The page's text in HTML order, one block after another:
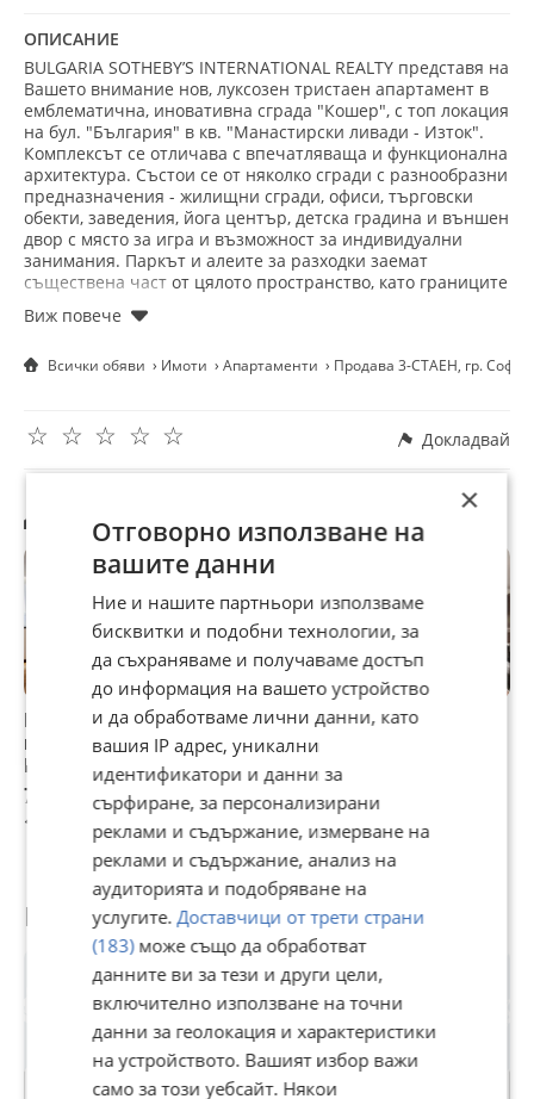
ОПИСАНИЕ
BULGARIA SOTHEBY’S INTERNATIONAL REALTY представя на
Вашето внимание нов, луксозен тристаен апартамент в
емблематична, иновативна сграда "Кошер", с топ локация
на бул. "България" в кв. "Манастирски ливади - Изток".
Комплексът се отличава с впечатляваща и функционална
архитектура. Състои се от няколко сгради с разнообразни
предназначения - жилищни сгради, офиси, търговски
обекти, заведения, йога център, детска градина и външен
двор с място за игра и възможност за индивидуални
занимания. Паркът и алеите за разходки заемат
съществена част от цялото пространство, като границите
озеленяването.
ХАРАКТЕРИСТИКИ НА ИМОТА
балкона, две спални, две бани, мокро помещение има и
Големи прозорци с панорамни гледки към Витоша;
Изключително качествените материали и изискани
обзавеждане;
Отоплението е подово чрез газово котле, като
допълнително са инсталирани климатици за комфорт
Сграда с вълнуваща архитектура;
Разнообразни възможности за активен и социален живот;
Проект, който свързва градската среда с природата;
Отлична локация;
Търговски помещения и детска градина;
Гараж - € 75 000 без ДДС.
ЛОКАЦИЯ НА ИМОТА
До ключовия булевард и с бърз достъп до Околовръстен
път, сградата е разположена в близост до всичко
необходимо: градски транспорт, болница, Bulgaria Mall,
вериги магазини и ресторанти, паркове и училища.
Такса поддръжка: 1.20 евро/кв.м.
Ref. 7808
Всички обяви Имоти Апартаменти Продава 3-СТАЕН, гр.
☆
☆
☆
☆
☆ Докладвай
Другите търсят също
Продава 3-СТАЕН,
гр. София,
Манастирски
ливади
748 000 €
1 462 960,84 лв
Продава 3-СТАЕН,
гр. София,
Манастирски
ливади
748 000 €
1 462 960,84 лв
Продава 3-СТАЕН,
768 000 €
1 502 077,44 лв
Потребител
×
Отговорно използване на
вашите данни
Ние и нашите партньори използваме
бисквитки и подобни технологии, за
да съхраняваме и получаваме достъп
до информация на вашето устройство
и да обработваме лични данни, като
вашия IP адрес, уникални
идентификатори и данни за
сърфиране, за персонализирани
реклами и съдържание, измерване на
реклами и съдържание, анализ на
аудиторията и подобряване на
услугите. Доставчици от трети страни
(183)може също да обработват
данните ви за тези и други цели,
включително използване на точни
данни за геолокация и характеристики
на устройството. Вашият избор важи
само за този уебсайт. Някои